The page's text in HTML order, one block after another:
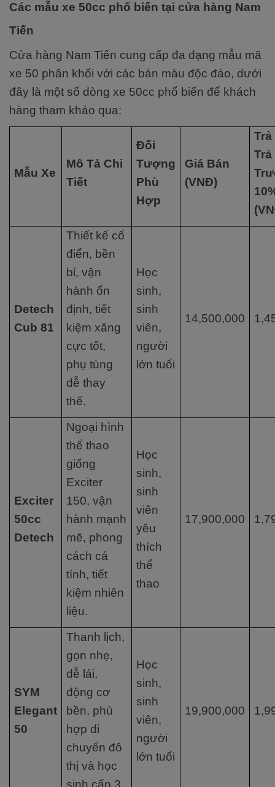
Các mẫu xe 50cc phổ biến tại cửa hàng Nam
Tiến
Cửa hàng Nam Tiến cung cấp đa dạng mẫu mã
xe 50 phân khối với các bản màu độc đáo, dưới
đây là một số dòng xe 50cc phổ biến để khách
hàng tham khảo qua:
Mẫu Xe
Mô Tả Chi
Tiết
Đối
Tượng
Phù
Hợp
Giá Bán
(VNĐ)
Trả
Trả
Detech
Cub 81
Thiết kế cổ
điển, bền
bỉ, vận
hành ổn
định, tiết
kiệm xăng
cực tốt,
phụ tùng
dễ thay
thế.
Học
sinh,
sinh
viên,
người
lớn tuổi
14,500,000
Exciter
50cc
Detech
Ngoại hình
thể thao
giống
Exciter
150, vận
hành mạnh
mẽ, phong
cách cá
tính, tiết
kiệm nhiên
liệu.
Học
sinh,
sinh
viên
yêu
thích
thể
thao
17,900,000
SYM
Elegant
50
Thanh lịch,
gọn nhẹ,
dễ lái,
động cơ
bền, phù
hợp di
chuyển đô
thị và học
sinh cấp 3.
Học
sinh,
sinh
viên,
người
lớn tuổi
19,900,000